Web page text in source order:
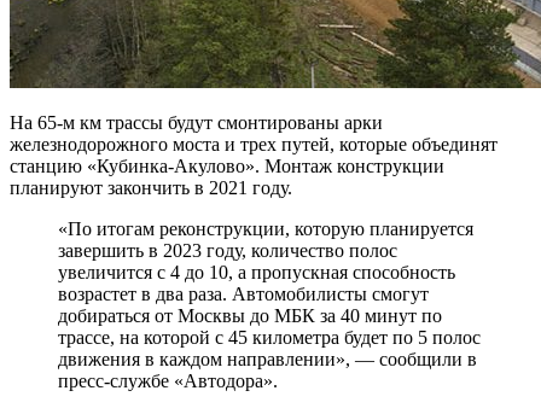
На 65-м км трассы будут смонтированы арки
железнодорожного моста и трех путей, которые объединят
станцию «Кубинка-Акулово». Монтаж конструкции
планируют закончить в 2021 году.
«По итогам реконструкции, которую планируется
завершить в 2023 году, количество полос
увеличится с 4 до 10, а пропускная способность
возрастет в два раза. Автомобилисты смогут
добираться от Москвы до МБК за 40 минут по
трассе, на которой с 45 километра будет по 5 полос
движения в каждом направлении», — сообщили в
пресс-службе «Автодора».